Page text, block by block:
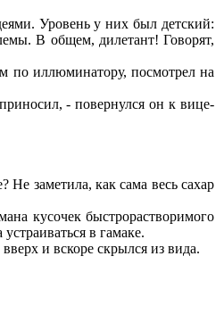
Уровень у них был детский:
В общем, дилетант! Говорят,
по иллюминатору, посмотрел на
- повернулся он к вице-
заметила, как сама весь сахар
кусочек быстрорастворимого
в гамаке.
и вскоре скрылся из вида.